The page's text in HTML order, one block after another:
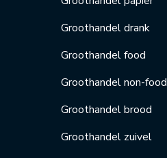
Groothandel drank
Groothandel food
Groothandel non-food
Groothandel brood
Groothandel zuivel